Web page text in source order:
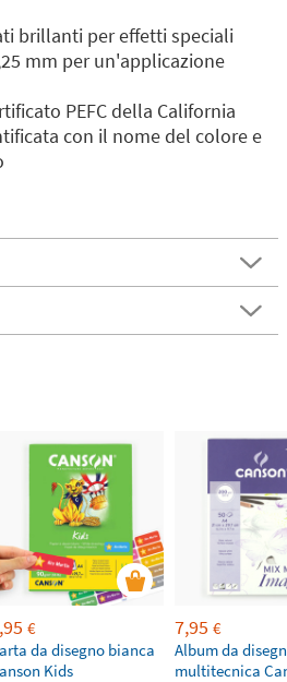
brillanti per effetti speciali
mm per un'applicazione
PEFC della California
con il nome del colore e
€
da disegno bianca
Kids
7,95 €
Album da
multitecnica